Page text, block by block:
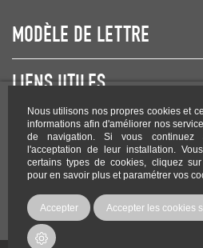
Nous utilisons nos propres cookies et
informations afin d'améliorer nos
de navigation. Si vous continuez
l'acceptation de leur installation.
certains types de cookies, cliquez
pour en savoir plus et paramétrer vos
Accepter Accepter les cookies
MODÈLE DE LETTRE
LIENS UTILES
NEWSLETTER